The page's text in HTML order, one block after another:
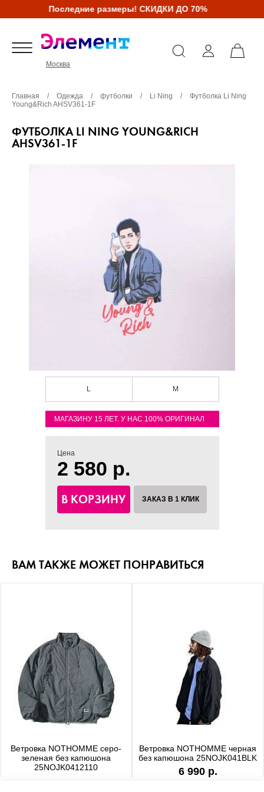
Последние размеры! СКИДКИ ДО 70%
Москва
Главная / Одежда / футболки / Li Ning /
Футболка Li Ning
Young&Rich AHSV361-1F
ФУТБОЛКА LI NING YOUNG&RICH
AHSV361-1F
L M
МАГАЗИНУ 15 ЛЕТ. У НАС 100% ОРИГИНАЛ
Цена
2 580 р.
В КОРЗИНУ ЗАКАЗ В 1 КЛИК
ВАМ ТАКЖЕ МОЖЕТ ПОНРАВИТЬСЯ
Ветровка NOTHOMME серо-
зеленая без капюшона
25NOJK0412110
Ветровка NOTHOMME черная
без капюшона 25NOJK041BLK
6 990 р.